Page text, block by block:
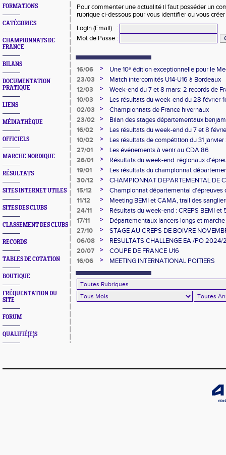
FORMATIONS
CATÉGORIES
CHAMPIONNATS DE
FRANCE
BILANS
DOCUMENTATION
PRATIQUE
LIENS
MÉDIATHÈQUE
OFFICIELS
MARCHE NORDIQUE
RÉSULTATS
SITES INTERNET UTILES
SITES DES CLUBS
CLASSEMENT DES CLUBS
RECORDS
TABLES DE COTATION
BOUTIQUE
FRÉQUENTATION DU
SITE
FORUM
QUALIFIÉ(E)S
Pour commenter une actualité il faut posséder un
rubrique ci-dessous pour vous identifier ou vous
Login (Email)
:
Mot de Passe :
16/06 >
Une 10ᵉ édition exceptionnelle pour le
d’Athlétisme de Poitiers
23/03 >
Match intercomités U14-U16 à Bordeaux
12/03
>
Week-end du 7 et 8 mars: 2 records de
aux Frances de cross à Carhaix pour la
10/03 >
Les résultats du week-end du 28 février-
02/03
>
Championnats de France hivernaux
23/02
>
Bilan des stages départementaux
16/02
>
Les résultats du week-end du 7 et 8
10/02
>
Les résultats de compétition du 31
27/01
>
Les événements à venir au CDA 86
26/01
>
Résultats du week-end: régionaux
marche, 1/4 de finale de cross et
19/01 >
Les résultats du championnat
compétitions du week-end
30/12 >
CHAMPIONNAT DEPARTEMENTAL DE
15/12
>
Championnat départemental d'épreuves
11/12
>
Meeting BEMI et CAMA, trail des
résultats
24/11 >
Résultats du week-end : CREPS BEMI et
Matours
17/11 >
Départementaux lancers longs et
novembre 2025
27/10 >
STAGE AU CREPS DE BOIVRE
06/08
>
RESULTATS CHALLENGE EA /PO
20/07
>
COUPE DE FRANCE U16
16/06
> MEETING INTERNATIONAL POITIERS